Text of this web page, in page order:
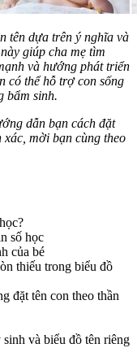
tên dựa trên ý nghĩa và
giúp cha mẹ tìm
và hướng phát triển
có thể hỗ trợ con sống
bẩm sinh.
dẫn bạn cách đặt
xác, mời bạn cùng theo
số học
của bé
thiếu trong biểu đồ
đặt tên con theo thần
và biểu đồ tên riêng